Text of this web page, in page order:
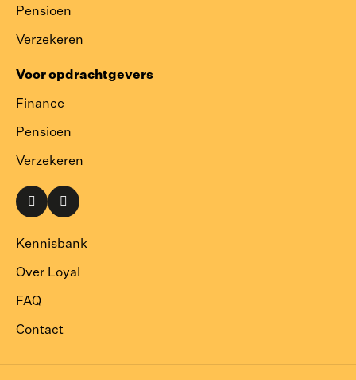
Pensioen
Verzekeren
Voor opdrachtgevers
Finance
Pensioen
Verzekeren
Naar
onze
paginapagina
Kennisbank
Over Loyal
FAQ
Contact